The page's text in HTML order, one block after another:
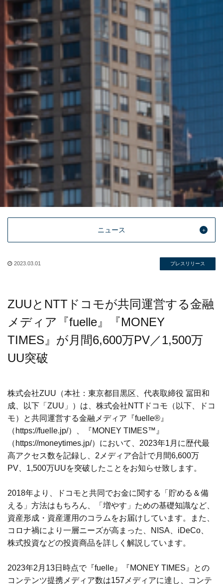
ニュース
2023.03.01 プレスリリース
ZUUとNTTドコモが共同運営する金融
メディア『fuelle』『MONEY
TIMES』が月間6,600万PV／1,500万
UU突破
株式会社ZUU（本社：東京都目黒区、代表取締役 冨田和
成、以下「ZUU」）は、株式会社NTTドコモ（以下、ドコ
モ）と共同運営する金融メディア『fuelle®』
（ https://fuelle.jp/）、『MONEY TIMES™』
（ https://moneytimes.jp/）において、2023年1月に歴代最
高アクセス数を記録し、2メディア合計で月間6,600万
PV、1,500万UUを突破したことをお知らせ致します。
2018年より、ドコモと共同でお金に関する「貯める＆備
える」方法はもちろん、「増やす」ための基礎知識など、
資産形成・資産運用のコラムをお届けしています。また、
コロナ禍により一層ニーズが高まった、NISA、iDeCo、
株式投資などの投資商品を詳しく解説しています。
2023年2月13日時点で『fuelle』『MONEY TIMES』との
コンテンツ提携メディア数は157メディアに達し、コンテ